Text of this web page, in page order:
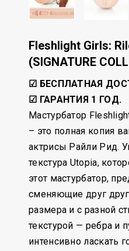
Fleshlight Girls:
(SIGNATURE
☑ БЕСПЛАТНАЯ
☑ ГАРАНТИЯ 1 ГОД.
Мастурбатор
– это полная копия
актрисы Райли Рид.
текстура Utopia,
этот мастурбатор,
сменяющие друг
размера и с разной
текстурой — ребра и
интенсивно ласкать